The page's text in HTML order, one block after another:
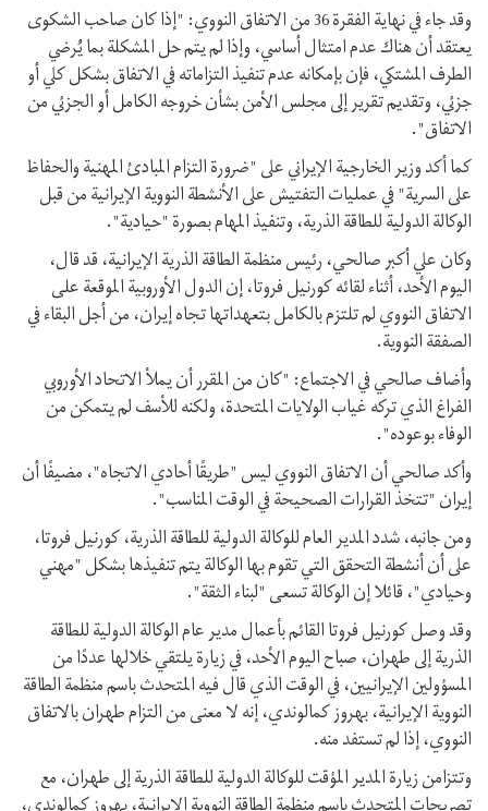
وقد جاء في نهاية الفقرة 36 من الاتفاق النووي: "إذا كان صاحب الشكوى
يعتقد أن هناك عدم امتثال أساسي، وإذا لم يتم حل المشكلة بما يُرضي
الطرف المشتكي، فإن بإمكانه عدم تنفيذ التزاماته في الاتفاق بشكل كلي أو
جزئي، وتقديم تقرير إلى مجلس الأمن بشأن خروجه الكامل أو الجزئي من
الاتفاق".
كما أكد وزير الخارجية الإيراني على "ضرورة التزام المبادئ المهنية والحفاظ
على السرية" في عمليات التفتيش على الأنشطة النووية الإيرانية من قبل
الوكالة الدولية للطاقة الذرية، وتنفيذ المهام بصورة "حيادية".
وكان علي أكبر صالحي، رئيس منظمة الطاقة الذرية الإيرانية، قد قال،
اليوم الأحد، أثناء لقائه كورنيل فروتا، إن الدول الأوروبية الموقعة علی
الاتفاق النووي لم تلتزم بالكامل بتعهداتها تجاه إيران، من أجل البقاء في
الصفقة النووية.
وأضاف صالحي في الاجتماع: "کان من المقرر أن یملأ الاتحاد الأوروبي
الفراغ الذي ترکه غياب الولايات المتحدة، ولکنه للأسف لم یتمکن من
الوفاء بوعوده".
وأكد صالحي أن الاتفاق النووي ليس "طريقًا أحادي الاتجاه"، مضيفًا أن
إيران "تتخذ القرارات الصحيحة في الوقت المناسب".
ومن جانبه، شدد المدير العام للوكالة الدولية للطاقة الذرية، كورنيل فروتا،
على أن أنشطة التحقق التي تقوم بها الوكالة يتم تنفيذها بشكل "مهني
وحيادي"، قائلا إن الوكالة تسعى "لبناء الثقة".
وقد وصل كورنيل فروتا القائم بأعمال مدير عام الوكالة الدولية للطاقة
الذرية إلى طهران، صباح اليوم الأحد، في زيارة يلتقي خلالها عددًا من
المسؤولين الإيرانيين، في الوقت الذي قال فيه المتحدث باسم منظمة الطاقة
النووية الإيرانية، بهروز كمالوندي، إنه لا معنى من التزام طهران بالاتفاق
النووي، إذا لم تستفد منه.
وتتزامن زيارة المدير المؤقت للوكالة الدولية للطاقة الذرية إلى طهران، مع